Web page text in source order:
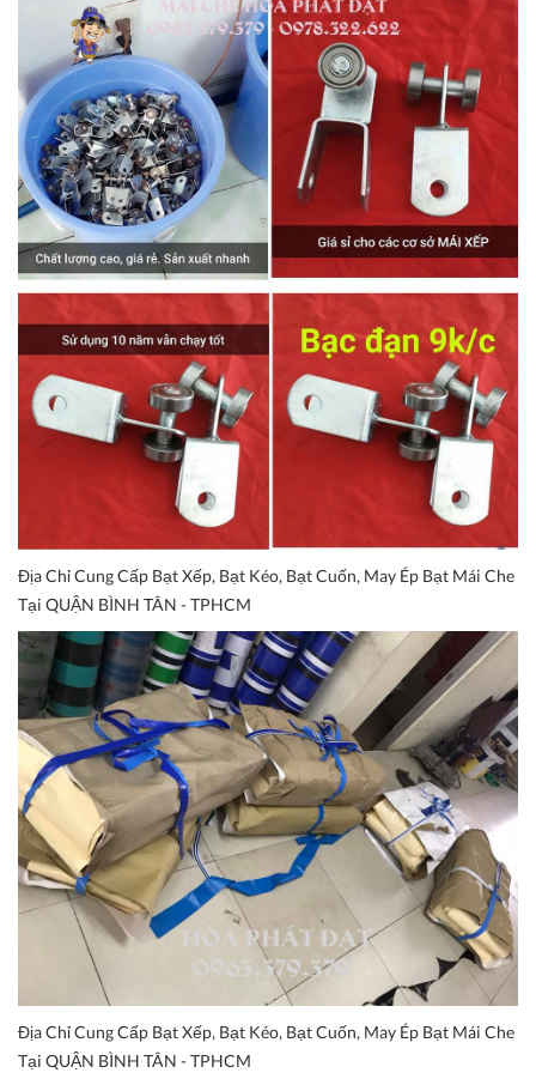
Địa Chỉ Cung Cấp Bạt Xếp, Bạt Kéo, Bạt Cuốn, May Ép Bạt Mái Che
Tại QUẬN BÌNH TÂN - TPHCM
Địa Chỉ Cung Cấp Bạt Xếp, Bạt Kéo, Bạt Cuốn, May Ép Bạt Mái Che
Tại QUẬN BÌNH TÂN - TPHCM